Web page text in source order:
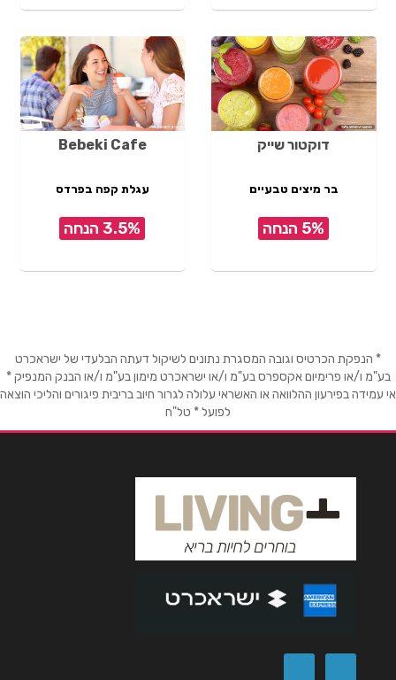
דוקטור שייק
בר מיצים טבעיים
5% הנחה
Bebeki Cafe
עגלת קפה בפרדס
3.5% הנחה
* הנפקת הכרטיס וגובה המסגרת נתונים לשיקול דעתה הבלעדי של ישראכרט
בע"מ ו/או פרימיום אקספרס בע"מ ו/או ישראכרט מימון בע"מ ו/או הבנק המנפיק *
אי עמידה בפירעון ההלוואה או האשראי עלולה לגרור חיוב בריבית פיגורים והליכי הוצאה
לפועל * טל"ח